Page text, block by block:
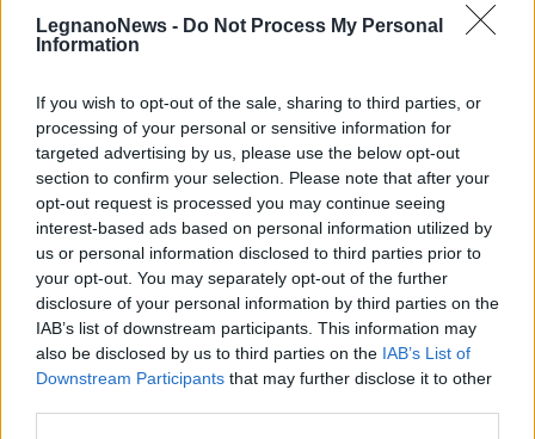
LegnanoNews - Do Not Process My Personal
Information
If you wish to opt-out of the sale, sharing to third parties, or
processing of your personal or sensitive information for
targeted advertising by us, please use the below opt-out
section to confirm your selection. Please note that after your
opt-out request is processed you may continue seeing
interest-based ads based on personal information utilized by
us or personal information disclosed to third parties prior to
your opt-out. You may separately opt-out of the further
disclosure of your personal information by third parties on the
IAB’s list of downstream participants. This information may
also be disclosed by us to third parties on the IAB’s List of
Downstream Participants that may further disclose it to other
newsletter
Commenti
Accedioregistrati per commentare questo
articolo.
L'email è richiesta ma non verrà mostrata ai visitatori. Il contenuto di questo
commento esprime il pensiero dell'autore e non rappresenta la linea editoriale
di VareseNews.it, che rimane autonoma e indipendente. I messaggi inclusi nei
commenti non sono testi giornalistici, ma post inviati dai singoli lettori che
possono essere automaticamente pubblicati senza filtro preventivo. I commenti
che includano uno o più link a siti esterni verranno rimossi in automatico dal
sistema.